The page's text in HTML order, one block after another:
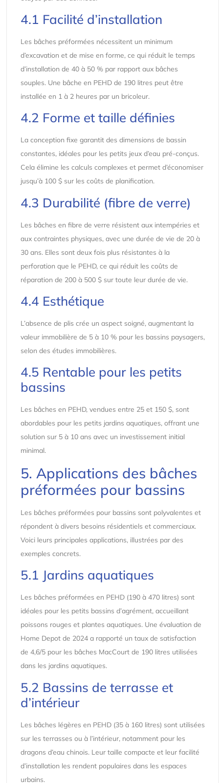
4.1 Facilité d’installation
Les bâches préformées nécessitent un minimum
d’excavation et de mise en forme, ce qui réduit le temps
d’installation de 40 à 50 % par rapport aux bâches
souples. Une bâche en PEHD de 190 litres peut être
installée en 1 à 2 heures par un bricoleur.
4.2 Forme et taille définies
La conception fixe garantit des dimensions de bassin
constantes, idéales pour les petits jeux d’eau pré-conçus.
Cela élimine les calculs complexes et permet d’économiser
jusqu’à 100 $ sur les coûts de planification.
4.3 Durabilité (fibre de verre)
Les bâches en fibre de verre résistent aux intempéries et
aux contraintes physiques, avec une durée de vie de 20 à
30 ans. Elles sont deux fois plus résistantes à la
perforation que le PEHD, ce qui réduit les coûts de
réparation de 200 à 500 $ sur toute leur durée de vie.
4.4 Esthétique
L’absence de plis crée un aspect soigné, augmentant la
valeur immobilière de 5 à 10 % pour les bassins paysagers,
selon des études immobilières.
4.5 Rentable pour les petits
bassins
Les bâches en PEHD, vendues entre 25 et 150 $, sont
abordables pour les petits jardins aquatiques, offrant une
solution sur 5 à 10 ans avec un investissement initial
minimal.
5. Applications des bâches
préformées pour bassins
Les bâches préformées pour bassins sont polyvalentes et
répondent à divers besoins résidentiels et commerciaux.
Voici leurs principales applications, illustrées par des
exemples concrets.
5.1 Jardins aquatiques
Les bâches préformées en PEHD (190 à 470 litres) sont
idéales pour les petits bassins d’agrément, accueillant
poissons rouges et plantes aquatiques. Une évaluation de
Home Depot de 2024 a rapporté un taux de satisfaction
de 4,6/5 pour les bâches MacCourt de 190 litres utilisées
dans les jardins aquatiques.
5.2 Bassins de terrasse et
d’intérieur
Les bâches légères en PEHD (35 à 160 litres) sont utilisées
sur les terrasses ou à l’intérieur, notamment pour les
dragons d’eau chinois. Leur taille compacte et leur facilité
d’installation les rendent populaires dans les espaces
urbains.